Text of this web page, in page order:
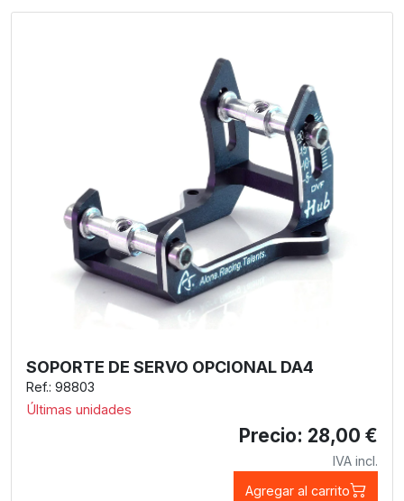
SOPORTE DE SERVO OPCIONAL DA4
Ref.: 98803
Últimas unidades
Precio: 28,00 €
IVA incl.
Agregar al carrito